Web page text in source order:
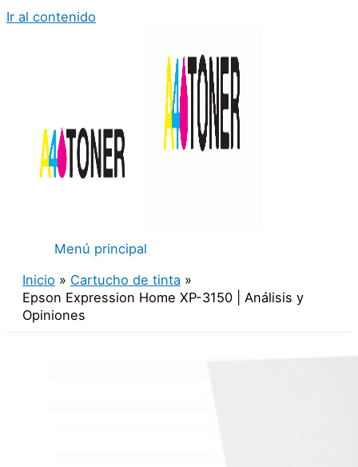
Ir al contenido
Menú principal
Inicio
Cartucho de tinta
Epson Expression Home XP-3150 | Análisis y
Opiniones